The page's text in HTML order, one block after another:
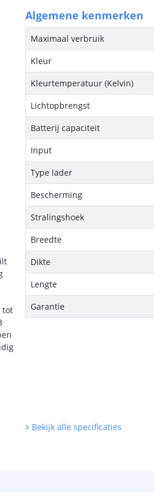
tot
Algemene kenmerken
Maximaal verbruik
Kleur
Kleurtemperatuur (Kelvin)
Lichtopbrengst
Batterij capaciteit
Input
Type lader
Bescherming
Stralingshoek
Breedte
Dikte
Lengte
Garantie
Bekijk alle specificaties